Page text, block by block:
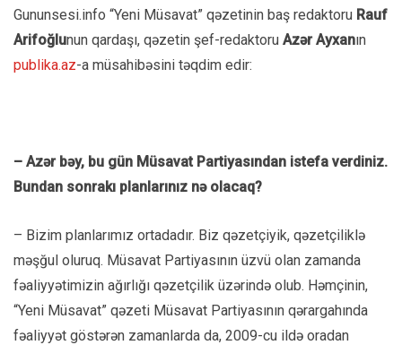
Gununsesi.info “Yeni Müsavat” qəzetinin baş redaktoru Rauf
Arifoğlunun qardaşı, qəzetin şef-redaktoru Azər Ayxanın
publika.az-a müsahibəsini təqdim edir:
– Azər bəy, bu gün Müsavat Partiyasından istefa verdiniz.
Bundan sonrakı planlarınız nə olacaq?
– Bizim planlarımız ortadadır. Biz qəzetçiyik, qəzetçiliklə
məşğul oluruq. Müsavat Partiyasının üzvü olan zamanda
fəaliyyətimizin ağırlığı qəzetçilik üzərində olub. Həmçinin,
“Yeni Müsavat” qəzeti Müsavat Partiyasının qərargahında
fəaliyyət göstərən zamanlarda da, 2009-cu ildə oradan